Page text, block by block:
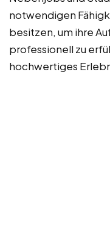
notwendigen
besitzen, um ihre
professionell zu
hochwertiges